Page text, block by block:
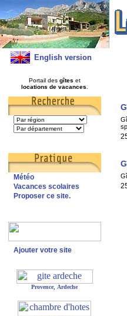
English version
Portail des gîtes et
locations de vacances
Météo
Vacances scolaires
Proposer ce site.
Ajouter votre site
Provence Ardeche